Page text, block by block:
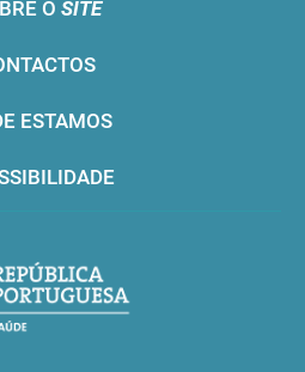
O SITE
ESTAMOS